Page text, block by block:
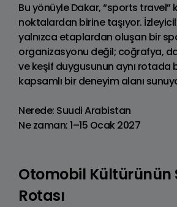
Bu yönüyle Dakar, “sports travel”
noktalardan birine taşıyor.
yalnızca etaplardan oluşan bir
organizasyonu değil; coğrafya,
ve keşif duygusunun aynı rotada
kapsamlı bir deneyim alanı
Nerede: Suudi Arabistan
Ne zaman: 1–15 Ocak 2027
Otomobil Kültürünün
Rotası